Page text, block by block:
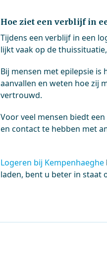
Hoe ziet een verblijf in
Tijdens een verblijf in een
lijkt vaak op de
Bij mensen met epilepsie
aanvallen en weten hoe zij
vertrouwd.
Voor veel mensen biedt
en contact te hebben met
Logeren bij Kempenhaeghe
laden, bent u beter in staat